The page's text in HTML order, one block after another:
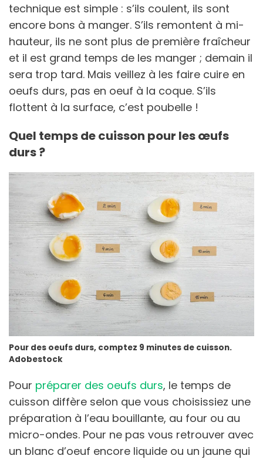
technique est simple : s’ils coulent, ils sont
encore bons à manger. S’ils remontent à mi-
hauteur, ils ne sont plus de première fraîcheur
et il est grand temps de les manger ; demain il
sera trop tard. Mais veillez à les faire cuire en
oeufs durs, pas en oeuf à la coque. S’ils
flottent à la surface, c’est poubelle !
Quel temps de cuisson pour les œufs
durs ?
Pour des oeufs durs, comptez 9 minutes de cuisson.
Adobestock
Pour préparer des oeufs durs, le temps de
cuisson diffère selon que vous choisissiez une
préparation à l’eau bouillante, au four ou au
micro-ondes. Pour ne pas vous retrouver avec
un blanc d’oeuf encore liquide ou un jaune qui